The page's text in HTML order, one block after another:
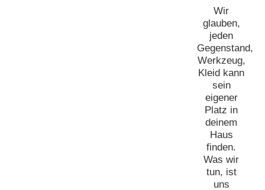
Wir
glauben,
jeden
Gegenstand,
Werkzeug,
Kleid kann
sein
eigener
Platz in
deinem
Haus
finden.
Was wir
tun, ist
uns